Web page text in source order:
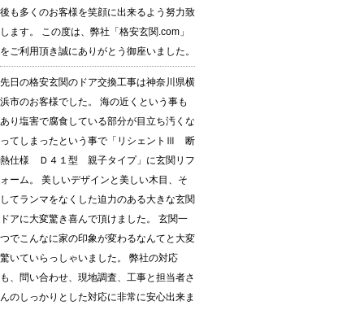
後も多くのお客様を笑顔に出来るよう努力致
します。 この度は、弊社「格安玄関.com」
をご利用頂き誠にありがとう御座いました。
先日の格安玄関のドア交換工事は神奈川県横
浜市のお客様でした。 海の近くという事も
あり塩害で腐食している部分が目立ち汚くな
ってしまったという事で「リシェントⅢ 断
熱仕様 Ｄ４１型 親子タイプ」に玄関リフ
ォーム。 美しいデザインと美しい木目、そ
してランマをなくした迫力のある大きな玄関
ドアに大変驚き喜んで頂けました。 玄関一
つでこんなに家の印象が変わるなんてと大変
驚いていらっしゃいました。 弊社の対応
も、問い合わせ、現地調査、工事と担当者さ
んのしっかりとした対応に非常に安心出来ま